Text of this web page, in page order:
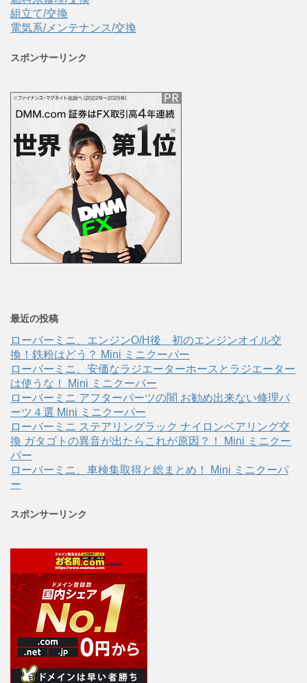
組立て/交換
電気系/メンテナンス/交換
スポンサーリンク
最近の投稿
ローバーミニ、エンジンO/H後 初のエンジンオイル交
換！鉄粉はどう？ Mini ミニクーパー
ローバーミニ、安価なラジエーターホースとラジエーター
は使うな！ Mini ミニクーパー
ローバーミニ アフターパーツの闇 お勧め出来ない修理パ
ーツ４選 Mini ミニクーパー
ローバーミニ ステアリングラック ナイロンベアリング交
換 ガタゴトの異音が出たらこれが原因？！ Mini ミニクー
パー
ローバーミニ、車検集取得と総まとめ！ Mini ミニクーパ
ー
スポンサーリンク